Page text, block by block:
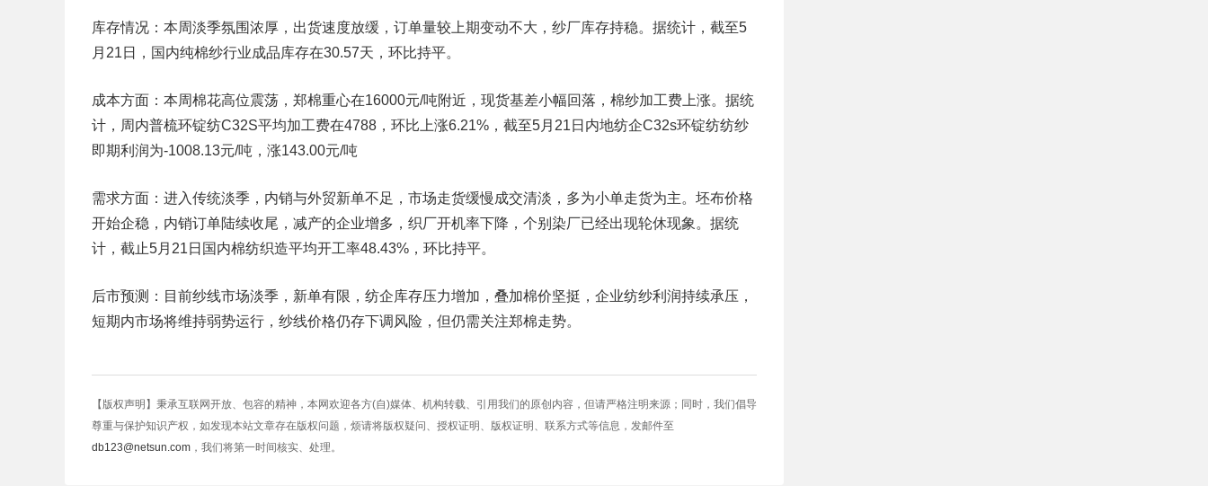
库存情况：本周淡季氛围浓厚，出货速度放缓，订单量较上期变动不大，纱厂库存持稳。据统计，截至5
月21日，国内纯棉纱行业成品库存在30.57天，环比持平。
成本方面：本周棉花高位震荡，郑棉重心在16000元/吨附近，现货基差小幅回落，棉纱加工费上涨。据统
计，周内普梳环锭纺C32S平均加工费在4788，环比上涨6.21%，截至5月21日内地纺企C32s环锭纺纺纱
即期利润为-1008.13元/吨，涨143.00元/吨
需求方面：进入传统淡季，内销与外贸新单不足，市场走货缓慢成交清淡，多为小单走货为主。坯布价格
开始企稳，内销订单陆续收尾，减产的企业增多，织厂开机率下降，个别染厂已经出现轮休现象。据统
计，截止5月21日国内棉纺织造平均开工率48.43%，环比持平。
后市预测：目前纱线市场淡季，新单有限，纺企库存压力增加，叠加棉价坚挺，企业纺纱利润持续承压，
短期内市场将维持弱势运行，纱线价格仍存下调风险，但仍需关注郑棉走势。
【版权声明】秉承互联网开放、包容的精神，本网欢迎各方(自)媒体、机构转载、引用我们的原创内容，但请严格注明来源；同时，我们倡导
尊重与保护知识产权，如发现本站文章存在版权问题，烦请将版权疑问、授权证明、版权证明、联系方式等信息，发邮件至
db123@netsun.com ，我们将第一时间核实、处理。